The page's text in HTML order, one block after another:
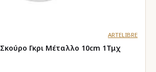
ARTELIBRE
Πόδι Στήριξης Σκούρο Γκρι Μέταλλο 10cm 1Τμχ